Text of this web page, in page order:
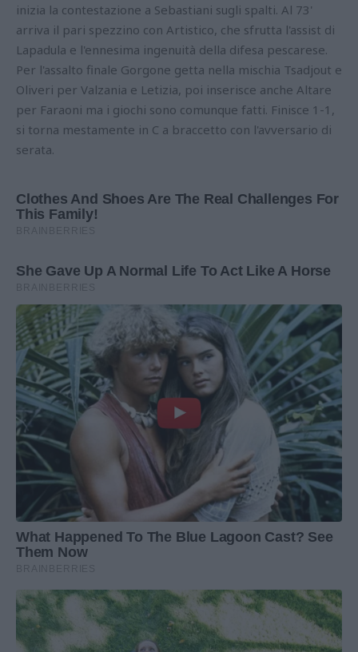
inizia la contestazione a Sebastiani sugli spalti. Al 73'
arriva il pari spezzino con Artistico, che sfrutta l'assist di
Lapadula e l'ennesima ingenuità della difesa pescarese.
Per l'assalto finale Gorgone getta nella mischia Tsadjout e
Oliveri per Valzania e Letizia, poi inserisce anche Altare
per Faraoni ma i giochi sono comunque fatti. Finisce 1-1,
si torna mestamente in C a braccetto con l'avversario di
serata.